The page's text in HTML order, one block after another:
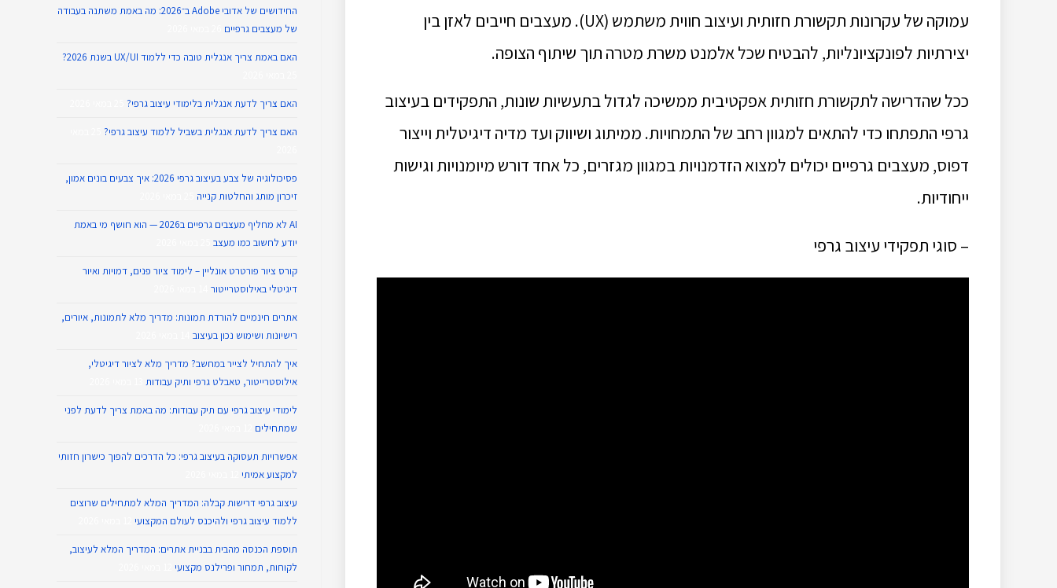
עמוקה של עקרונות תקשורת חזותית ועיצוב חווית משתמש (UX). מעצבים חייבים לאזן בין
יצירתיות לפונקציונליות, להבטיח שכל אלמנט משרת מטרה תוך שיתוף הצופה.
ככל שהדרישה לתקשורת חזותית אפקטיבית ממשיכה לגדול בתעשיות שונות, התפקידים בעיצוב
גרפי התפתחו כדי להתאים למגוון רחב של התמחויות. ממיתוג ושיווק ועד מדיה דיגיטלית וייצור
דפוס, מעצבים גרפיים יכולים למצוא הזדמנויות במגוון מגזרים, כל אחד דורש מיומנויות וגישות
ייחודיות.
– סוגי תפקידי עיצוב גרפי
החידושים של אדובי Adobe ב־2026: מה באמת משתנה בעבודה
של מעצבים גרפיים
האם באמת צריך אנגלית טובה כדי ללמוד UX/UI בשנת 2026?
האם צריך לדעת אנגלית בלימודי עיצוב גרפי?
האם צריך לדעת אנגלית בשביל ללמוד עיצוב גרפי?
פסיכולוגיה של צבע בעיצוב גרפי 2026: איך צבעים בונים אמון,
זיכרון מותג והחלטות קנייה
AI לא מחליף מעצבים גרפיים ב2026 — הוא חושף מי באמת
יודע לחשוב כמו מעצב
קורס ציור פורטרט אונליין – לימוד ציור פנים, דמויות ואיור
דיגיטלי באילוסטרייטור
אתרים חינמיים להורדת תמונות: מדריך מלא לתמונות, איורים,
רישיונות ושימוש נכון בעיצוב
איך להתחיל לצייר במחשב? מדריך מלא לציור דיגיטלי,
אילוסטרייטור, טאבלט גרפי ותיק עבודות
לימודי עיצוב גרפי עם תיק עבודות: מה באמת צריך לדעת לפני
שמתחילים
אפשרויות תעסוקה בעיצוב גרפי: כל הדרכים להפוך כישרון חזותי
למקצוע אמיתי
עיצוב גרפי דרישות קבלה: המדריך המלא למתחילים שרוצים
ללמוד עיצוב גרפי ולהיכנס לעולם המקצועי
תוספת הכנסה מהבית בבניית אתרים: המדריך המלא לעיצוב,
לקוחות, תמחור ופרילנס מקצועי